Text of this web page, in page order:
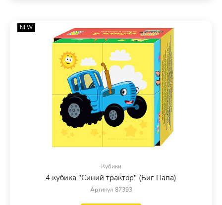
NEW
Кубики
4 кубика "Синий трактор" (Биг Папа)
Артикул 87393